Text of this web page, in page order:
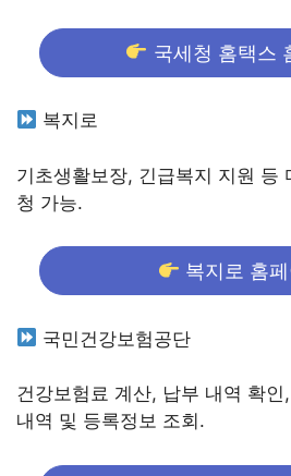
국세청 홈택스
복지로
기초생활보장, 긴급복지 지원 등
청 가능.
복지로 홈
국민건강보험공단
건강보험료 계산, 납부 내역 확인
내역 및 등록정보 조회.